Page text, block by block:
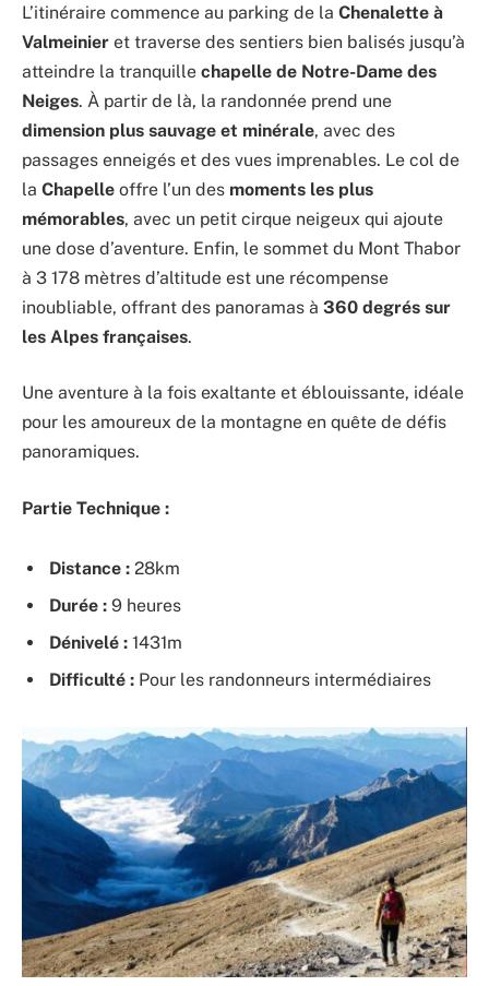
L’itinéraire commence au parking de la Chenalette à
Valmeinier et traverse des sentiers bien balisés jusqu’à
atteindre la tranquille chapelle de Notre-Dame des
Neiges. À partir de là, la randonnée prend une
dimension plus sauvage et minérale, avec des
passages enneigés et des vues imprenables. Le col de
la Chapelle offre l’un des moments les plus
mémorables, avec un petit cirque neigeux qui ajoute
une dose d’aventure. Enfin, le sommet du Mont Thabor
à 3 178 mètres d’altitude est une récompense
inoubliable, offrant des panoramas à 360 degrés sur
les Alpes françaises.
Une aventure à la fois exaltante et éblouissante, idéale
pour les amoureux de la montagne en quête de défis
panoramiques.
Partie Technique :
Distance : 28km
Durée : 9 heures
Dénivelé : 1431m
Difficulté : Pour les randonneurs intermédiaires